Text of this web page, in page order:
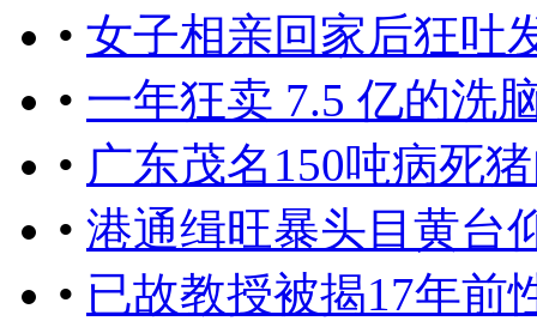
• 女子相亲回家后狂吐
• 一年狂卖 7.5 亿的洗
• 广东茂名150吨病死
• 港通缉旺暴头目黄台
• 已故教授被揭17年前